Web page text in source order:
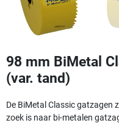
98 mm BiMetal
(var. tand)
De BiMetal Classic gatzagen
zoek is naar bi-metalen